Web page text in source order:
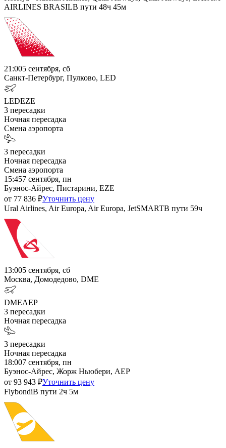
AIRLINES BRASILВ пути 48ч 45м
21:005 сентября, сб
Санкт-Петербург, Пулково, LED
LEDEZE
3 пересадки
Ночная пересадка
Смена аэропорта
3 пересадки
Ночная пересадка
Смена аэропорта
15:457 сентября, пн
Буэнос-Айрес, Пистарини, EZE
от 77 836 ₽Уточнить цену
Ural Airlines, Air Europa, Air Europa, JetSMARTВ пути 59ч
13:005 сентября, сб
Москва, Домодедово, DME
DMEAEP
3 пересадки
Ночная пересадка
3 пересадки
Ночная пересадка
18:007 сентября, пн
Буэнос-Айрес, Жорж Ньюбери, AEP
от 93 943 ₽Уточнить цену
FlybondiВ пути 2ч 5м